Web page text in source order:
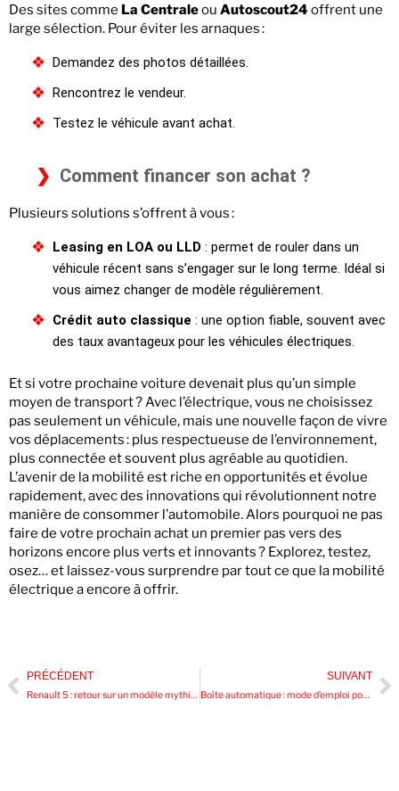
Des sites comme La Centraleou Autoscout24offrent une
large sélection. Pour éviter les arnaques :
Demandez des photos détaillées.
Rencontrez le vendeur.
Testez le véhicule avant achat.
Comment financer son achat ?
Plusieurs solutions s’offrent à vous :
Leasing en LOA ou LLD : permet de rouler dans un
véhicule récent sans s’engager sur le long terme. Idéal si
vous aimez changer de modèle régulièrement.
Crédit auto classique : une option fiable, souvent avec
des taux avantageux pour les véhicules électriques.
Et si votre prochaine voiture devenait plus qu’un simple
moyen de transport ? Avec l’électrique, vous ne choisissez
pas seulement un véhicule, mais une nouvelle façon de vivre
vos déplacements : plus respectueuse de l’environnement,
plus connectée et souvent plus agréable au quotidien.
L’avenir de la mobilité est riche en opportunités et évolue
rapidement, avec des innovations qui révolutionnent notre
manière de consommer l’automobile. Alors pourquoi ne pas
faire de votre prochain achat un premier pas vers des
horizons encore plus verts et innovants ? Explorez, testez,
osez… et laissez-vous surprendre par tout ce que la mobilité
électrique a encore à offrir.
PRÉCÉDENT
Renault 5 : retour sur un modèle mythique et astuces pour trouver des pièces détachées
SUIVANT
Boîte automatique : mode d’emploi pour une conduite sans stress